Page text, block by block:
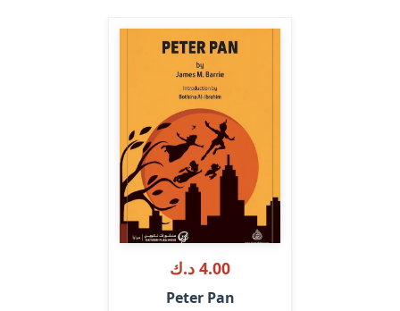
4.00 د.ك
Peter Pan